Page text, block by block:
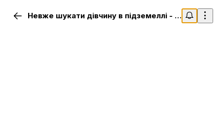
Невже шукати дівчину в підземеллі - неправильно? - 5 сезон